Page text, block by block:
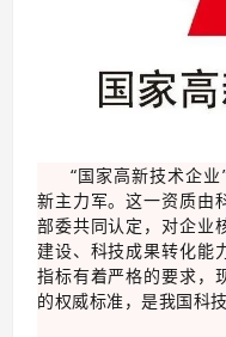
“国家高新技术企
新主力军。这一资质由
部委共同认定，对企业
建设、科技成果转化能
指标有着严格的要求，
的权威标准，是我国科